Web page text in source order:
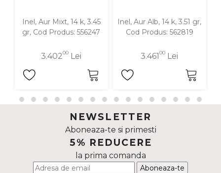
Inel, Aur Mixt, 14 k, 3.45
gr, Cod Produs: 556247
3.40200 Lei
Inel, Aur Alb, 14 k, 3.51 gr,
Cod Produs: 562819
3.46100 Lei
NEWSLETTER
Aboneaza-te si primesti
5% REDUCERE
la prima comanda
Aboneaza-te